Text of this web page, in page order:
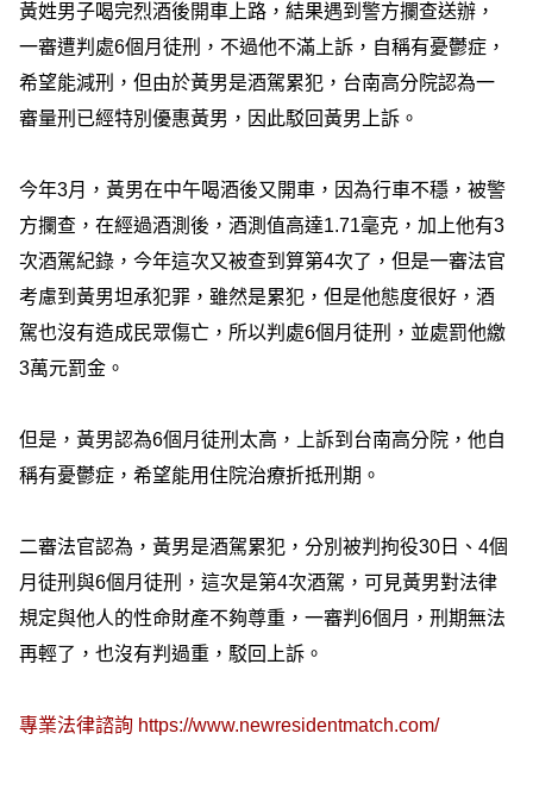
黃姓男子喝完烈酒後開車上路，結果遇到警方攔查送辦，
一審遭判處6個月徒刑，不過他不滿上訴，自稱有憂鬱症，
希望能減刑，但由於黃男是酒駕累犯，台南高分院認為一
審量刑已經特別優惠黃男，因此駁回黃男上訴。
今年3月，黃男在中午喝酒後又開車，因為行車不穩，被警
方攔查，在經過酒測後，酒測值高達1.71毫克，加上他有3
次酒駕紀錄，今年這次又被查到算第4次了，但是一審法官
考慮到黃男坦承犯罪，雖然是累犯，但是他態度很好，酒
駕也沒有造成民眾傷亡，所以判處6個月徒刑，並處罰他繳
3萬元罰金。
但是，黃男認為6個月徒刑太高，上訴到台南高分院，他自
稱有憂鬱症，希望能用住院治療折抵刑期。
二審法官認為，黃男是酒駕累犯，分別被判拘役30日、4個
月徒刑與6個月徒刑，這次是第4次酒駕，可見黃男對法律
規定與他人的性命財產不夠尊重，一審判6個月，刑期無法
再輕了，也沒有判過重，駁回上訴。
專業法律諮詢 https://www.newresidentmatch.com/